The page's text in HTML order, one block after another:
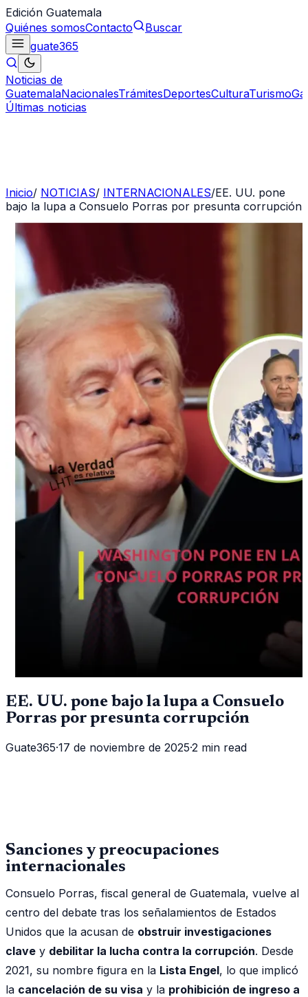
Edición Guatemala
Quiénes somosContacto
Buscar
guate365
Noticias de
GuatemalaNacionalesTrámitesDeportesCulturaTurismo
Últimas noticias
Inicio/ NOTICIAS/ INTERNACIONALES/EE. UU. pone
bajo la lupa a Consuelo Porras por presunta corrupción
EE. UU. pone bajo la lupa a Consuelo
Porras por presunta corrupción
Guate365·17 de noviembre de 2025·2 min read
Sanciones y preocupaciones
internacionales
Consuelo Porras, fiscal general de Guatemala, vuelve al
centro del debate tras los señalamientos de Estados
Unidos que la acusan de obstruir investigaciones
clave y debilitar la lucha contra la corrupción. Desde
2021, su nombre figura en la Lista Engel, lo que implicó
la cancelación de su visa y la prohibición de ingreso a